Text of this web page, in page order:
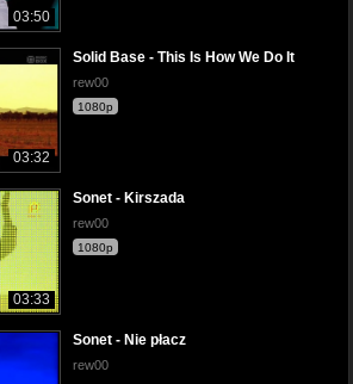
03:50
03:32
Solid Base - This Is How We Do It
rew00
1080p
03:33
Sonet - Kirszada
rew00
1080p
Sonet - Nie płacz
rew00